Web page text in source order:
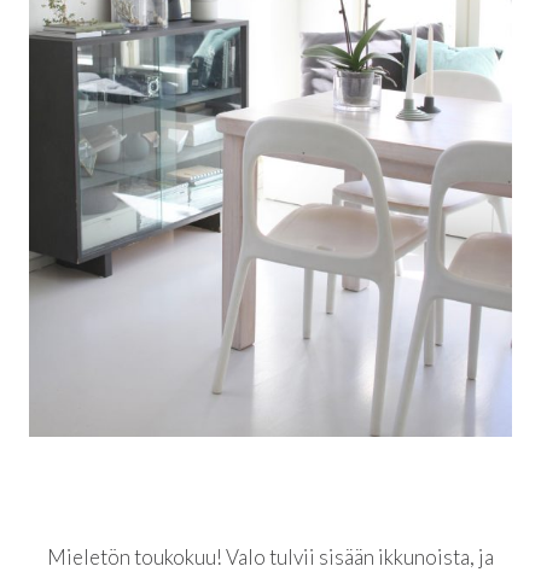
Mieletön toukokuu! Valo tulvii sisään ikkunoista, ja